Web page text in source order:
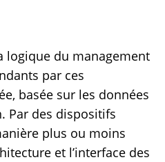
logique du management
par ces
basée sur les données
Par des dispositifs
plus ou moins
et l’interface des